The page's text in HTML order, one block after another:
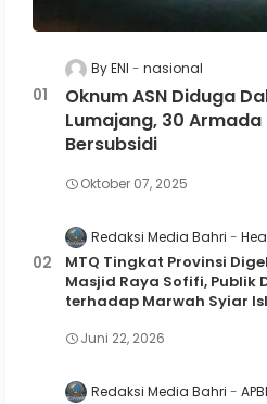
By ENI nasional
Oknum ASN Diduga
Lumajang, 30 Armada
Bersubsidi
Oktober 07, 2025
Redaksi Media Bahri
MTQ Tingkat Provinsi
Masjid Raya Sofifi, Publik
terhadap Marwah Syiar
Juni 22, 2026
Redaksi Media Bahri